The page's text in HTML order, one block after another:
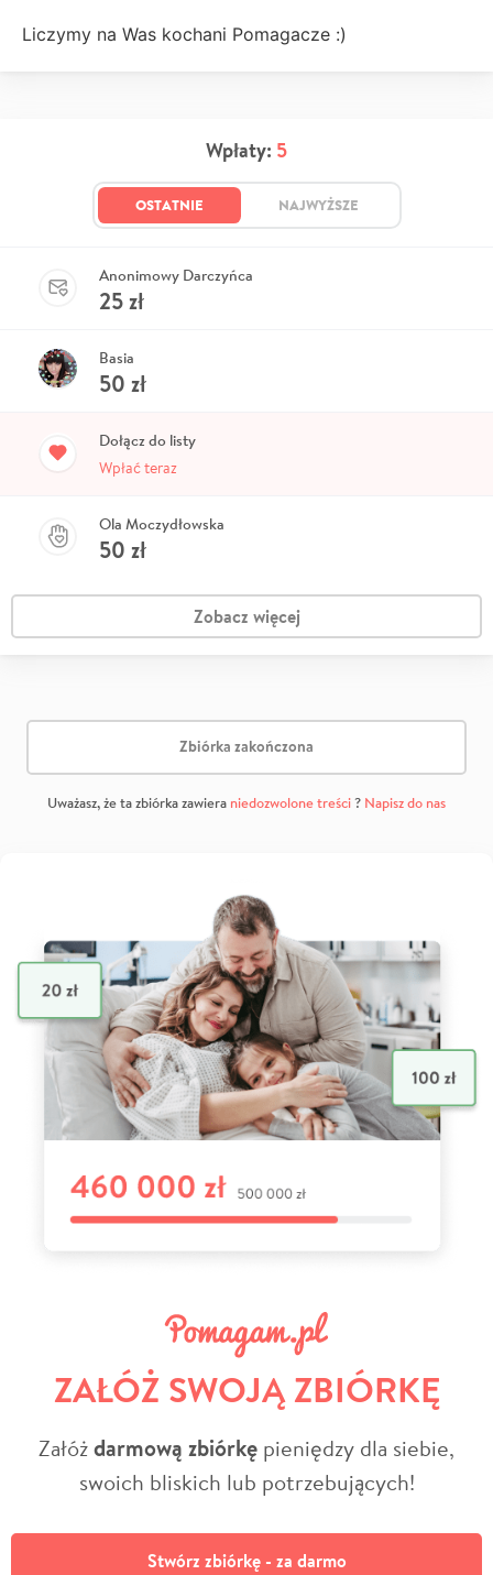
Liczymy na Was kochani Pomagacze :)
Wpłaty: 5
OSTATNIE NAJWYŻSZE
Anonimowy Darczyńca
25zł
Basia
50 zł
Dołącz do listy
Wpłać teraz
Ola Moczydłowska
50 zł
Zobacz więcej
Zbiórka zakończona
Uważasz, że ta zbiórka zawiera niedozwolone treści? Napisz do nas
ZAŁÓŻ SWOJĄ ZBIÓRKĘ
Załóżdarmową zbiórkę pieniędzy dla siebie,
swoich bliskich lub potrzebujących!
Stwórz zbiórkę - za darmo